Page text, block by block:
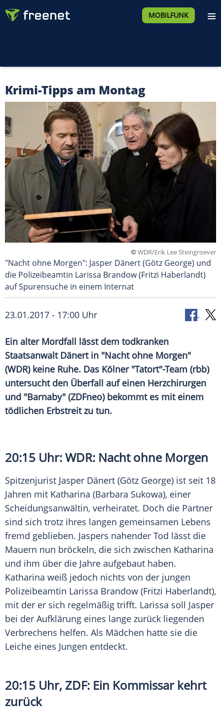
MOBILFUNK
Krimi-Tipps am Montag
©WDR/Erik Lee Steingroever
"Nacht ohne Morgen": Jasper Dänert (Götz George) und
die Polizeibeamtin Larissa Brandow (Fritzi Haberlandt)
auf Spurensuche in einem Internat
23.01.2017 - 17:00 Uhr
Ein alter Mordfall lässt dem todkranken
Staatsanwalt Dänert in "Nacht ohne Morgen"
(WDR) keine Ruhe. Das Kölner "Tatort"-Team (rbb)
untersucht den Überfall auf einen Herzchirurgen
und "Barnaby" (ZDFneo) bekommt es mit einem
tödlichen Erbstreit zu tun.
20:15 Uhr:WDR: Nacht ohne Morgen
Spitzenjurist Jasper Dänert (Götz George) ist seit 18
Jahren mit Katharina (Barbara Sukowa), einer
Scheidungsanwältin, verheiratet. Doch die Partner
sind sich trotz ihres langen gemeinsamen Lebens
fremd geblieben. Jaspers nahender Tod lässt die
Mauern nun bröckeln, die sich zwischen Katharina
und ihm über die Jahre aufgebaut haben.
Katharina weiß jedoch nichts von der jungen
Polizeibeamtin Larissa Brandow (Fritzi Haberlandt),
mit der er sich regelmäßig trifft. Larissa soll Jasper
bei der Aufklärung eines lange zurück liegenden
Verbrechens helfen. Als Mädchen hatte sie die
Leiche eines Jungen entdeckt.
20:15 Uhr, ZDF: Ein Kommissar kehrt
zurück